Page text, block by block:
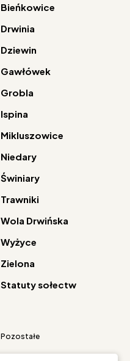
Bieńkowice
Drwinia
Dziewin
Gawłówek
Grobla
Ispina
Mikluszowice
Niedary
Świniary
Trawniki
Wola Drwińska
Wyżyce
Zielona
Statuty sołectw
Pozostałe